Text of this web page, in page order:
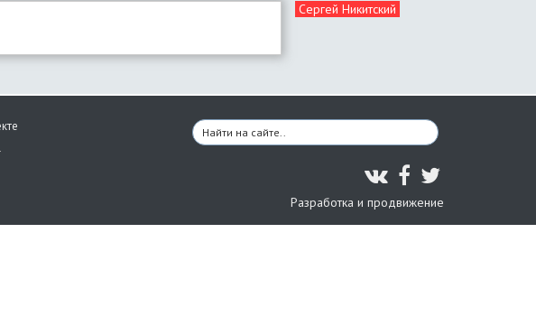
Сергей Никитский
Разработка и продвижение